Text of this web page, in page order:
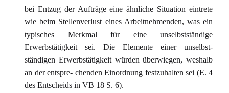
bei Entzug der Aufträge eine ähnliche Situation eintrete
wie beim Stellenverlust eines Arbeitnehmenden, was ein
typisches Merkmal für eine unselbstständige
Erwerbstätigkeit sei. Die Elemente einer unselbst-
ständigen Erwerbstätigkeit würden überwiegen, weshalb
an der entspre- chenden Einordnung festzuhalten sei (E. 4
des Entscheids in VB 18 S. 6).